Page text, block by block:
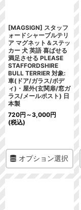
[MAGSIGN] スタッフ
ォードシャーブルテリ
ア マグネット＆ステッ
カー 犬 英語 喜ばせる
満足させる PLEASE
STAFFORDSHIRE
BULL TERRIER 対象:
車(ドア/ガラス/ボデ
ィ)・屋外(玄関扉/窓ガ
ラス/メールポスト) 日
本製
720円 ～3,000円
(税込)
オプション選択